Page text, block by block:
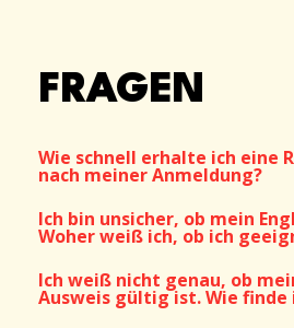
FRAGEN
Wie schnell erhalte ich eine
nach meiner Anmeldung?
Ich bin unsicher, ob mein
Woher weiß ich, ob ich
Ich weiß nicht genau, ob
Ausweis gültig ist. Wie finde